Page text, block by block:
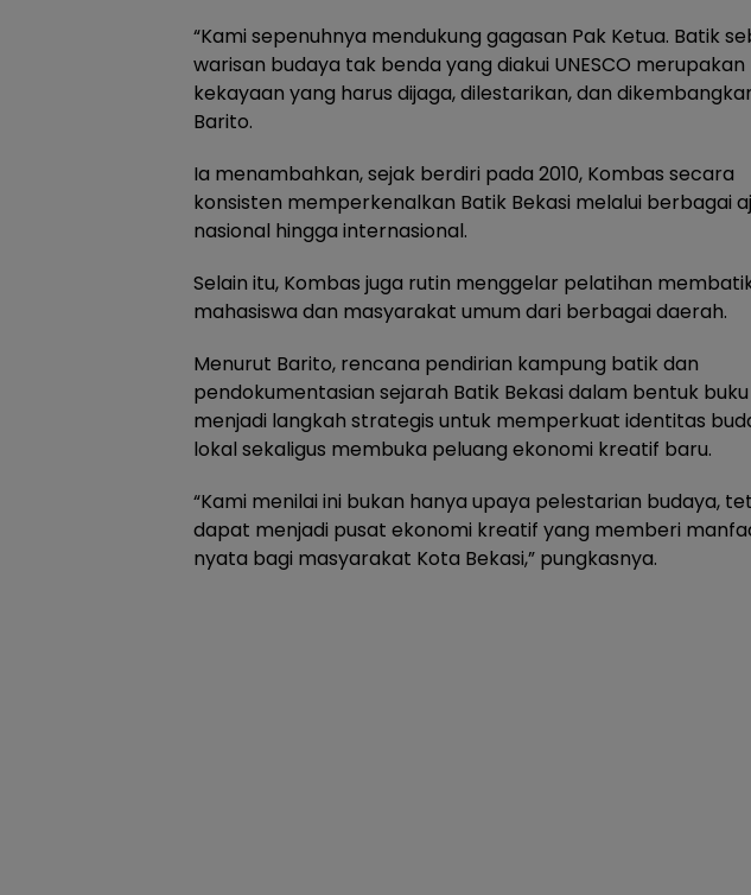
“Kami sepenuhnya mendukung gagasan Pak Ketua. Batik
warisan budaya tak benda yang diakui UNESCO merupakan
kekayaan yang harus dijaga, dilestarikan, dan
Barito.
Ia menambahkan, sejak berdiri pada 2010, Kombas secara
konsisten memperkenalkan Batik Bekasi melalui berbagai
nasional hingga internasional.
Selain itu, Kombas juga rutin menggelar pelatihan
mahasiswa dan masyarakat umum dari berbagai daerah.
Menurut Barito, rencana pendirian kampung batik dan
pendokumentasian sejarah Batik Bekasi dalam bentuk buku
menjadi langkah strategis untuk memperkuat identitas
lokal sekaligus membuka peluang ekonomi kreatif baru.
“Kami menilai ini bukan hanya upaya pelestarian budaya,
dapat menjadi pusat ekonomi kreatif yang memberi
nyata bagi masyarakat Kota Bekasi,” pungkasnya.